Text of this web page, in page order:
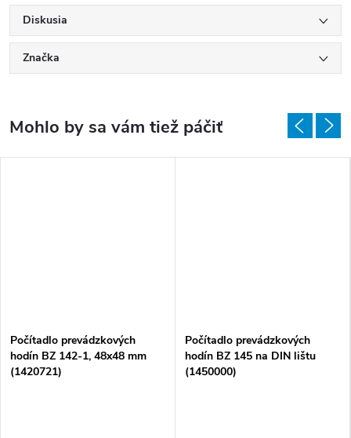
Diskusia
Značka
Počítadlo prevádzkových
hodín BZ 142-1, 48x48 mm
(1420721)
Počítadlo prevádzkových
hodín BZ 145 na DIN lištu
(1450000)